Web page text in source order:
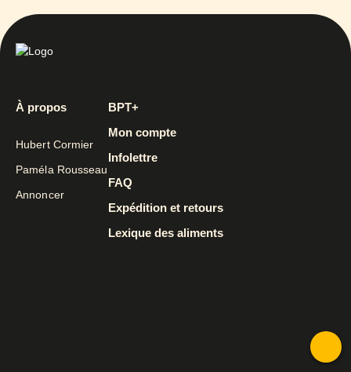
À propos
Hubert Cormier
Paméla Rousseau
Annoncer
BPT+
Mon compte
Infolettre
FAQ
Expédition et retours
Lexique des aliments